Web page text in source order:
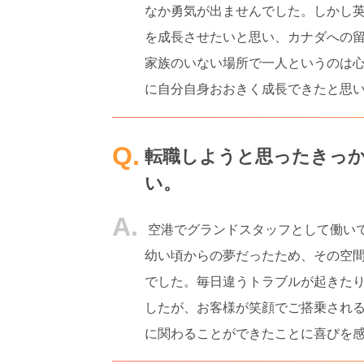
なか勇気が出ませんでした。しかし
を成長させたいと思い、カナダへの
家族のいない場所で一人というのは
に自分自身おおきく成長できたと思
転職しようと思ったきっ
い。
空港でグランドスタッフとして働い
幼い頃からの夢だったため、その空
でした。毎日違うトラブルが起きた
したが、お客様が笑顔でご搭乗され
に関わることができたことに喜びを